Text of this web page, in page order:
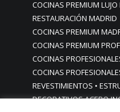
COCINAS PREMIUM
RESTAURACIÓN MADRID
COCINAS PREMIUM
COCINAS PREMIUM
COCINAS
COCINAS
REVESTIMIENTOS •
DECORATIVOS ACERO